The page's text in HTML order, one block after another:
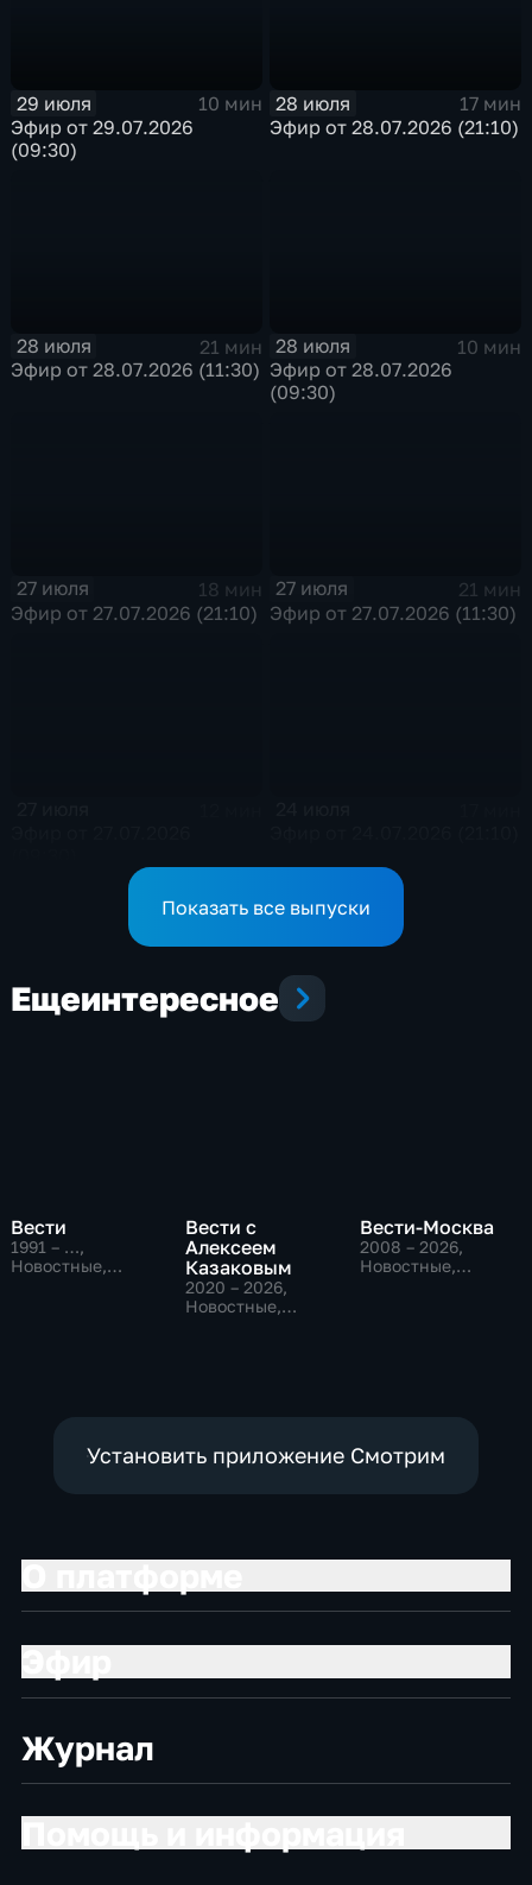
29 июля
10 мин
Эфир от 29.07.2026
(09:30)
28 июля
17 мин
Эфир от 28.07.2026 (21:10)
28 июля
21 мин
Эфир от 28.07.2026 (11:30)
28 июля
10 мин
Эфир от 28.07.2026
(09:30)
27 июля
18 мин
Эфир от 27.07.2026 (21:10)
27 июля
21 мин
Эфир от 27.07.2026 (11:30)
Показать все выпуски
Ещеинтересное
Вести
1991 – …,
Новостные,
Вести с
Алексеем
Казаковым
2020 – 2026,
Новостные,
Вести-Москва
2008 – 2026,
Новостные,
Установить приложение Смотрим
Журнал